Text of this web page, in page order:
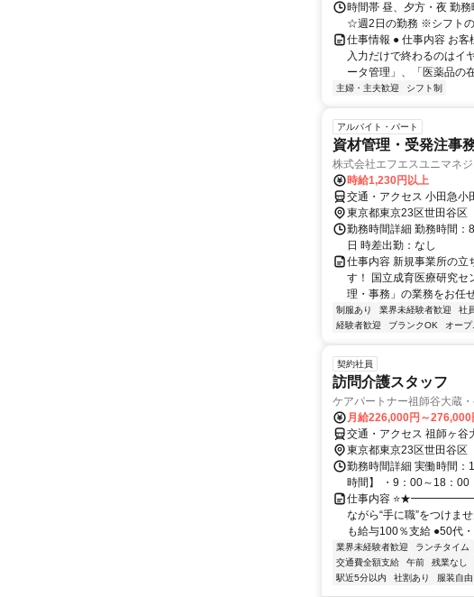
時間帯 昼、夕方・夜 勤
☆週2日の勤務 ※シフト
仕事情報 ● 仕事内容 お
入力だけで終わるのはイ
ータ管理」、「医薬品の
主婦・主夫歓迎 シフト制
アルバイト・パート
資材管理・受発注事
株式会社エフエスユニマネ
時給1,230円以上
交通・アクセス 小田急小
東京都東京23区世田谷区
勤務時間詳細 勤務時間：
日 時差出勤：なし
仕事内容 新規事業所の立
す！ 国立成育医療研究セ
理・事務」の業務をお任
制服あり 業界未経験者歓迎 社
経験者歓迎
ブランクOK オー
契約社員
訪問介護スタッフ
ケアパートナー祖師谷大蔵
月給226,000円～276,000
交通・アクセス 祖師ヶ谷
東京都東京23区世田谷区
勤務時間詳細 実働時間：
時間】 ・9：00～18：00
仕事内容
ながら“手に職”をつけま
も給与100％支給 ●50代
業界未経験者歓迎 ランチタイム
交通費全額支給
午前 残業なし
駅近5分以内
社割あり 服装自由